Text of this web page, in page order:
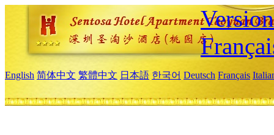
English 简体中文 繁體中文 日本語 한국어 Deutsch Français